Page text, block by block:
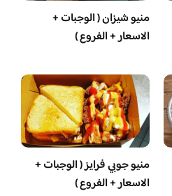
منيو شيزان ( الوجبات +
الاسعار + الفروع )
منيو جوبي فرايز ( الوجبات +
الاسعار + الفروع )